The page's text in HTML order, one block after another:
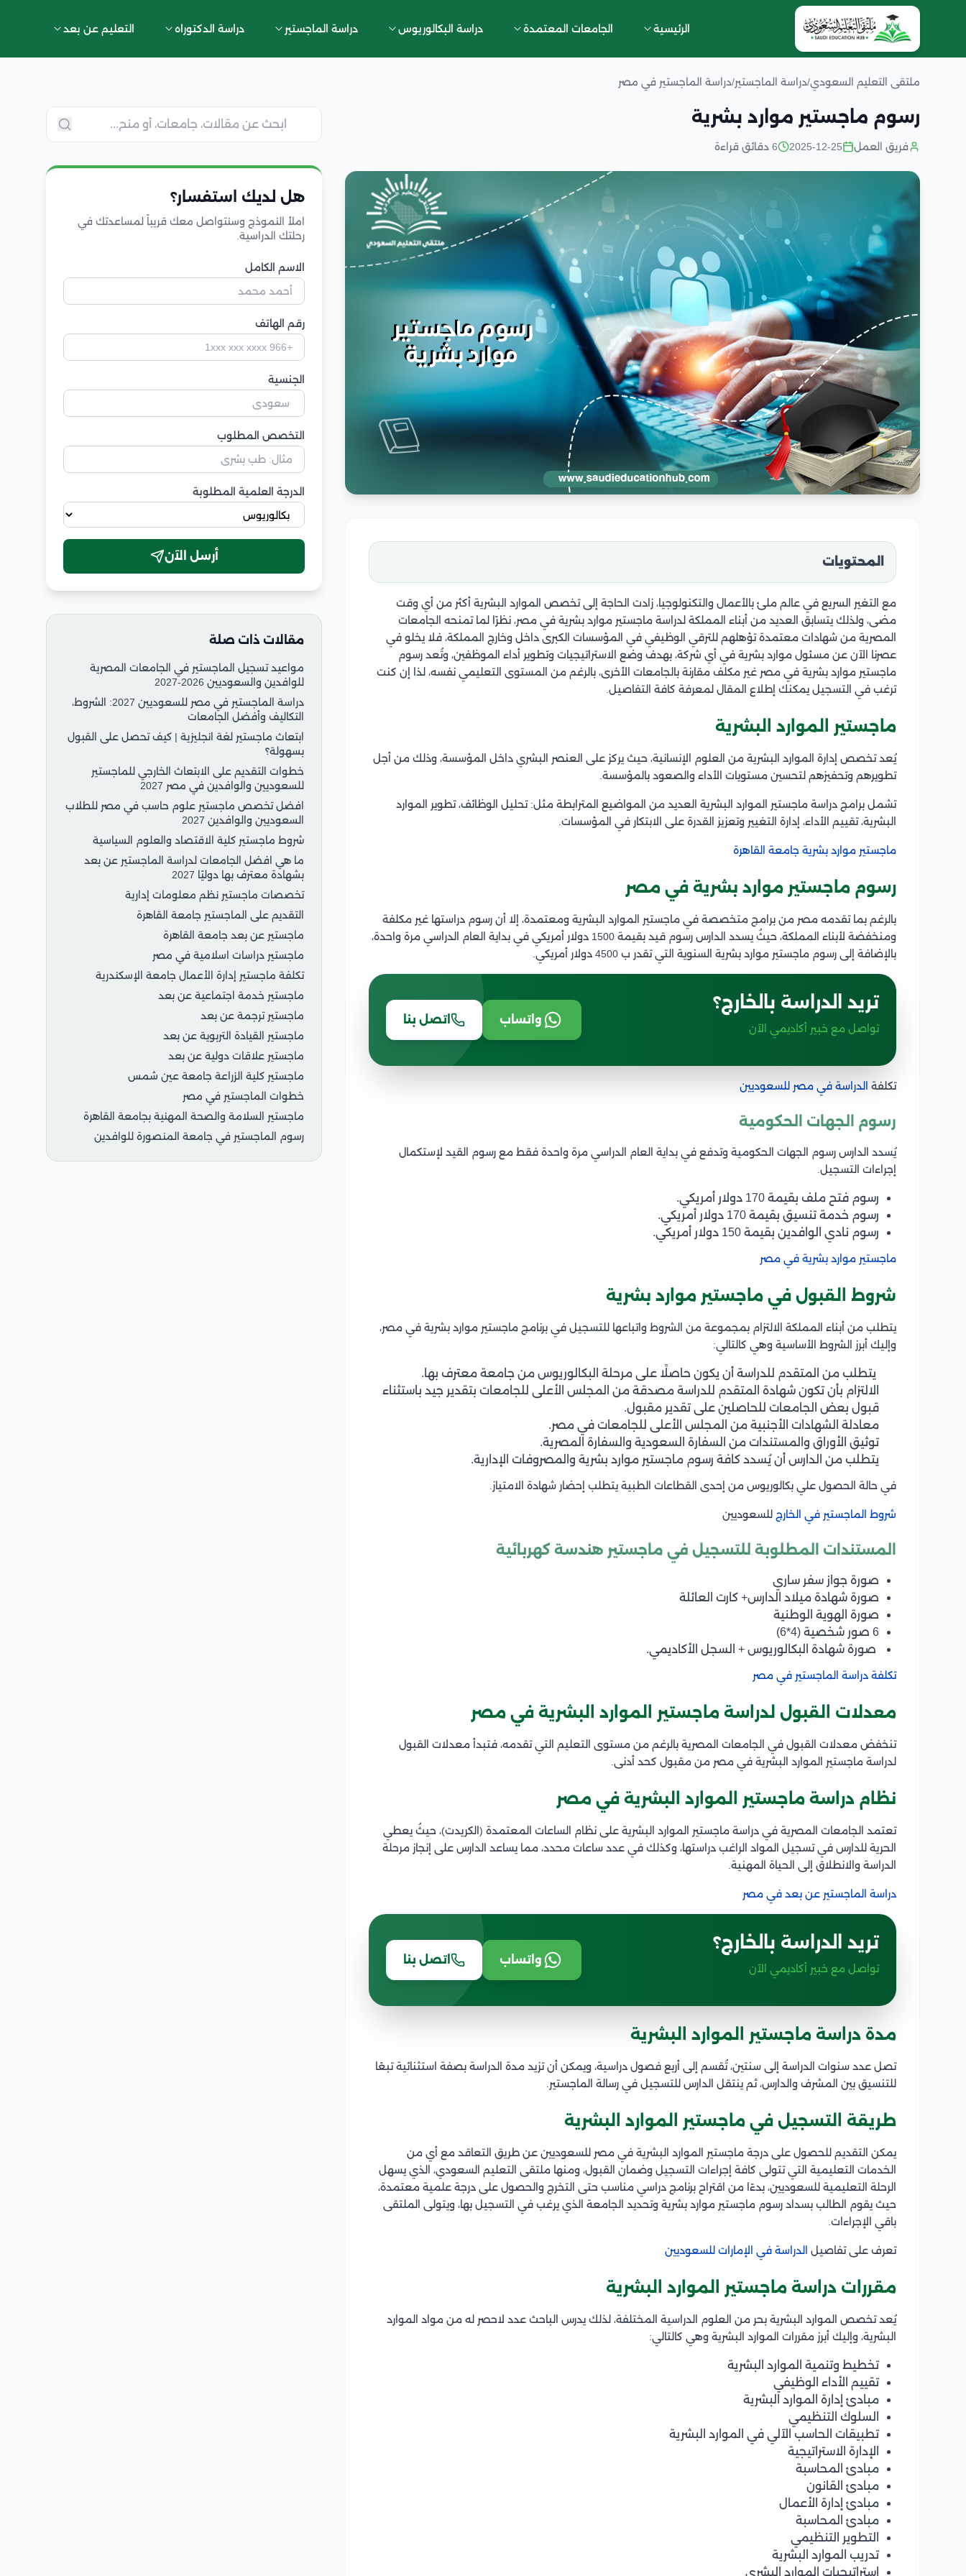
الرئيسية الجامعات المعتمدة دراسة البكالوريوس دراسة الماجستير دراسة الدكتوراه التعليم عن بعد
ملتقى التعليم السعودي/دراسة الماجستير/دراسة الماجستير في مصر
رسوم ماجستير موارد بشرية
فريق العمل 2025-12-25 6 دقائق قراءة
المحتويات
مع التغير السريع في عالم ملئ بالأعمال والتكنولوجيا، زادت الحاجة إلى تخصص الموارد البشرية أكثر من أي وقت
مضى، ولذلك يتسابق العديد من أبناء المملكة لدراسة ماجستير موارد بشرية في مصر، نظرًا لما تمنحه الجامعات
المصرية من شهادات معتمدة تؤهلهم للترقي الوظيفي في المؤسسات الكبرى داخل وخارج المملكة، فلا يخلو في
عصرنا الآن عن مسئول موارد بشرية في أي شركة، بهدف وضع الاستراتيجيات وتطوير أداء الموظفين، وتُعد رسوم
ماجستير موارد بشرية في مصر غير مكلف مقارنة بالجامعات الأخرى، بالرغم من المستوى التعليمي نفسه، لذا إن كنت
ترغب في التسجيل يمكنك إطلاع المقال لمعرفة كافة التفاصيل.
ماجستير الموارد البشرية
يُعد تخصص إدارة الموارد البشرية من العلوم الإنسانية، حيث يركز على العنصر البشري داخل المؤسسة، وذلك من أجل
تطويرهم وتحفيزهم لتحسين مستويات الأداء والصعود بالمؤسسة.
تشمل برامج دراسة ماجستير الموارد البشرية العديد من المواضيع المترابطة مثل: تحليل الوظائف، تطوير الموارد
البشرية، تقييم الأداء، إدارة التغيير وتعزيز القدرة على الابتكار في المؤسسات.
ماجستير موارد بشرية جامعة القاهرة
رسوم ماجستير موارد بشرية في مصر
بالرغم بما تقدمه مصر من برامج متخصصة في ماجستير الموارد البشرية ومعتمدة، إلا أن رسوم دراستها غير مكلفة
ومنخفضة لأبناء المملكة، حيثُ يسدد الدارس رسوم قيد بقيمة 1500 دولار أمريكي في بداية العام الدراسي مرة واحدة،
بالإضافة إلى رسوم ماجستير موارد بشرية السنوية التي تقدر ب 4500 دولار أمريكي.
تريد الدراسة بالخارج؟
تواصل مع خبير أكاديمي الآن
واتساب اتصل بنا
تكلفة الدراسة في مصر للسعوديين
رسوم الجهات الحكومية
يُسدد الدارس رسوم الجهات الحكومية وتدفع في بداية العام الدراسي مرة واحدة فقط مع رسوم القيد لإستكمال
إجراءات التسجيل.
رسوم فتح ملف بقيمة 170 دولار أمريكي.
رسوم خدمة تنسيق بقيمة 170 دولار أمريكي.
رسوم نادي الوافدين بقيمة 150 دولار أمريكي.
ماجستير موارد بشرية في مصر
شروط القبول في ماجستير موارد بشرية
يتطلب من أبناء المملكة الالتزام بمجموعة من الشروط واتباعها للتسجيل في برنامج ماجستير موارد بشرية في مصر،
وإليك أبرز الشروط الأساسية وهي كالتالي:
يتطلب من المتقدم للدراسة أن يكون حاصلًا على مرحلة البكالوريوس من جامعة معترف بها.
الالتزام بأن تكون شهادة المتقدم للدراسة مصدقة من المجلس الأعلى للجامعات بتقدير جيد باستثناء
قبول بعض الجامعات للحاصلين على تقدير مقبول.
معادلة الشهادات الأجنبية من المجلس الأعلى للجامعات في مصر.
توثيق الأوراق والمستندات من السفارة السعودية والسفارة المصرية.
يتطلب من الدارس أن يُسدد كافة رسوم ماجستير موارد بشرية والمصروفات الإدارية.
في حالة الحصول علي بكالوريوس من إحدى القطاعات الطبية يتطلب إحضار شهادة الامتياز.
شروط الماجستير في الخارج للسعوديين
المستندات المطلوبة للتسجيل في ماجستير هندسة كهربائية
صورة جواز سفر ساري
صورة شهادة ميلاد الدارس+ كارت العائلة
صورة الهوية الوطنية
6 صور شخصية (4*6)
صورة شهادة البكالوريوس + السجل الأكاديمي.
تكلفة دراسة الماجستير في مصر
معدلات القبول لدراسة ماجستير الموارد البشرية في مصر
تنخفض معدلات القبول في الجامعات المصرية بالرغم من مستوى التعليم التي تقدمه، فتبدأ معدلات القبول
لدراسة ماجستير الموارد البشرية في مصر من مقبول كحد أدنى.
نظام دراسة ماجستير الموارد البشرية في مصر
تعتمد الجامعات المصرية في دراسة ماجستير الموارد البشرية على نظام الساعات المعتمدة (الكريدت)، حيثُ يعطي
الحرية للدارس في تسجيل المواد الراغب دراستها، وكذلك في عدد ساعات محدد، مما يساعد الدارس على إنجاز مرحلة
الدراسة والانطلاق إلى الحياة المهنية.
دراسة الماجستير عن بعد في مصر
تريد الدراسة بالخارج؟
تواصل مع خبير أكاديمي الآن
واتساب اتصل بنا
مدة دراسة ماجستير الموارد البشرية
تصل عدد سنوات الدراسة إلى سنتين، تُقسم إلى أربع فصول دراسية، ويمكن أن تزيد مدة الدراسة بصفة استثنائية تبعًا
للتنسيق بين المشرف والدارس، ثم ينتقل الدارس للتسجيل في رسالة الماجستير.
طريقة التسجيل في ماجستير الموارد البشرية
يمكن التقديم للحصول على درجة ماجستير الموارد البشرية في مصر للسعوديين عن طريق التعاقد مع أي من
الخدمات التعليمية التي تتولى كافة إجراءات التسجيل وضمان القبول، ومنها ملتقى التعليم السعودي، الذي يسهل
الرحلة التعليمية للسعوديين، بدءًا من اقتراح برنامج دراسي مناسب حتى التخرج والحصول على درجة علمية معتمدة،
حيث يقوم الطالب بسداد رسوم ماجستير موارد بشرية وتحديد الجامعة الذي يرغب في التسجيل بها، ويتولى الملتقى
باقي الإجراءات.
تعرف على تفاصيل الدراسة في الإمارات للسعوديين
مقررات دراسة ماجستير الموارد البشرية
يُعد تخصص الموارد البشرية بحر من العلوم الدراسية المختلفة، لذلك يدرس الباحث عدد لاحصر له من مواد الموارد
البشرية، وإليك أبرز مقررات الموارد البشرية وهي كالتالي:
تخطيط وتنمية الموارد البشرية
تقييم الأداء الوظيفي
مبادئ إدارة الموارد البشرية
السلوك التنظيمي
تطبيقات الحاسب الآلي في الموارد البشرية
الإدارة الاستراتيجية
مبادئ المحاسبة
مبادئ القانون
مبادئ إدارة الأعمال
مبادئ المحاسبة
التطوير التنظيمي
تدريب الموارد البشرية
استراتيجيات الموارد البشري
هل لديك استفسار؟
املأ النموذج وسنتواصل معك قريباً لمساعدتك في
رحلتك الدراسية.
الاسم الكامل
رقم الهاتف
الجنسية
التخصص المطلوب
الدرجة العلمية المطلوبة
أرسل الآن
مقالات ذات صلة
مواعيد تسجيل الماجستير في الجامعات المصرية
للوافدين والسعوديين 2026-2027
دراسة الماجستير في مصر للسعوديين 2027: الشروط،
التكاليف وأفضل الجامعات
ابتعاث ماجستير لغة انجليزية | كيف تحصل على القبول
بسهولة؟
خطوات التقديم على الابتعاث الخارجي للماجستير
للسعوديين والوافدين في مصر 2027
افضل تخصص ماجستير علوم حاسب في مصر للطلاب
السعوديين والوافدين 2027
شروط ماجستير كلية الاقتصاد والعلوم السياسية
ما هي افضل الجامعات لدراسة الماجستير عن بعد
بشهادة معترف بها دوليًا 2027
تخصصات ماجستير نظم معلومات إدارية
التقديم على الماجستير جامعة القاهرة
ماجستير عن بعد جامعة القاهرة
ماجستير دراسات اسلامية في مصر
تكلفة ماجستير إدارة الأعمال جامعة الإسكندرية
ماجستير خدمة اجتماعية عن بعد
ماجستير ترجمة عن بعد
ماجستير القيادة التربوية عن بعد
ماجستير علاقات دولية عن بعد
ماجستير كلية الزراعة جامعة عين شمس
خطوات الماجستير في مصر
ماجستير السلامة والصحة المهنية بجامعة القاهرة
رسوم الماجستير في جامعة المنصورة للوافدين